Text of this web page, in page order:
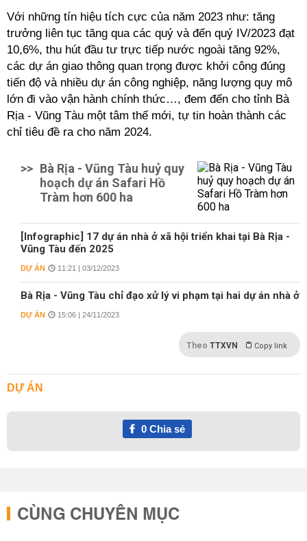
Với những tín hiệu tích cực của năm 2023 như: tăng
trưởng liên tục tăng qua các quý và đến quý IV/2023 đạt
10,6%, thu hút đầu tư trực tiếp nước ngoài tăng 92%,
các dự án giao thông quan trọng được khởi công đúng
tiến độ và nhiều dự án công nghiệp, năng lượng quy mô
lớn đi vào vận hành chính thức…, đem đến cho tỉnh Bà
Rịa - Vũng Tàu một tâm thế mới, tự tin hoàn thành các
chỉ tiêu đề ra cho năm 2024.
>> Bà Rịa - Vũng Tàu huỷ quy
hoạch dự án Safari Hồ
Tràm hơn 600 ha
[Infographic] 17 dự án nhà ở xã hội triển khai tại Bà Rịa -
Vũng Tàu đến 2025
DỰ ÁN 11:21 | 03/12/2023
Bà Rịa - Vũng Tàu chỉ đạo xử lý vi phạm tại hai dự án nhà ở
DỰ ÁN 15:06 | 24/11/2023
Theo TTXVN Copy link
DỰ ÁN
0Chia sẻ
CÙNG CHUYÊN MỤC